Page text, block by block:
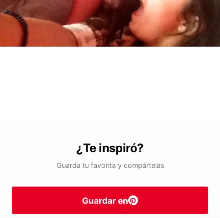
¿Te inspiró?
Guarda tu favorita y compártelas
Guardar en